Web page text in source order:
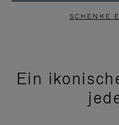
SCHENKE
Ein